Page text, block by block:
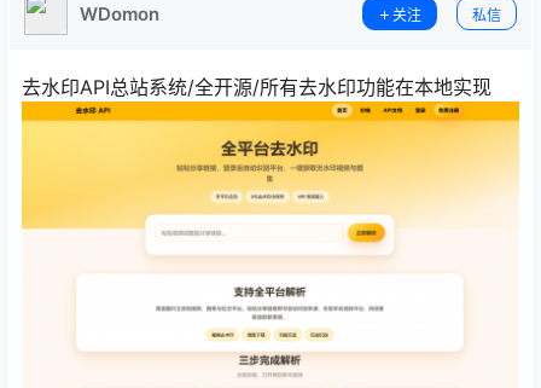
WDomon 关注 私信
去水印API总站系统/全开源/所有去水印功能在本地实现